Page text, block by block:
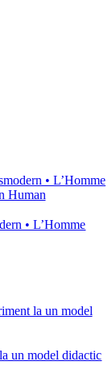
• L’Homme
un model didactic